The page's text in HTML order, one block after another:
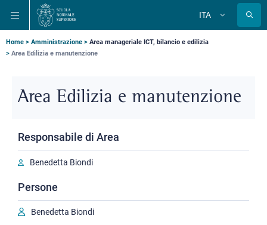
alla
navigazione
principale
contenuto
principale
alla
ricerca
principale
ITA
Briciole
Home Amministrazione
Area manageriale ICT, bilancio e edilizia
Area Edilizia e manutenzione
Area Edilizia e manutenzione
Responsabile di Area
Benedetta Biondi
Persone
Benedetta Biondi